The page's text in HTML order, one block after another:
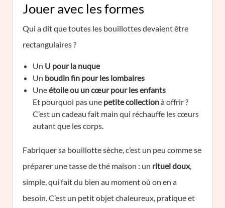
Jouer avec les formes
Qui a dit que toutes les bouillottes devaient être
rectangulaires ?
Un U pour la nuque
Un boudin fin pour les lombaires
Uneétoile ou un cœur pour les enfants
Et pourquoi pas une petite collectionà offrir ?
C’est un cadeau fait main qui réchauffe les cœurs
autant que les corps.
Fabriquer sa bouillotte sèche, c’est un peu comme se
préparer une tasse de thé maison : un rituel doux,
simple, qui fait du bien au moment où on en a
besoin. C’est un petit objet chaleureux, pratique et